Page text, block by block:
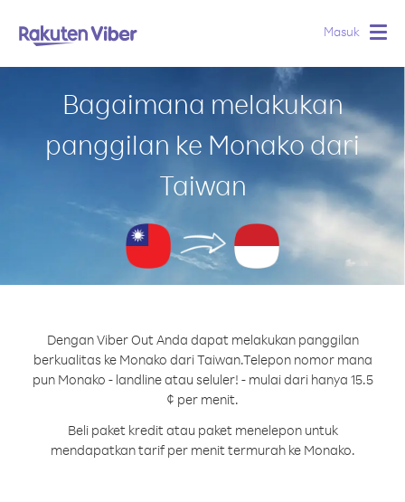
Masuk
Bagaimana melakukan
panggilan ke Monako dari
Taiwan
Dengan Viber Out Anda dapat melakukan panggilan
berkualitas ke Monako dari Taiwan.Telepon nomor mana
pun Monako - landline atau seluler! - mulai dari hanya 15.5
¢ per menit.
Beli paket kredit atau paket menelepon untuk
mendapatkan tarif per menit termurah ke Monako.